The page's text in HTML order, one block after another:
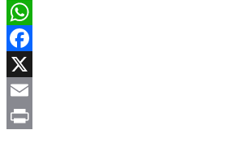
WhatsApp
Facebook
X
Email